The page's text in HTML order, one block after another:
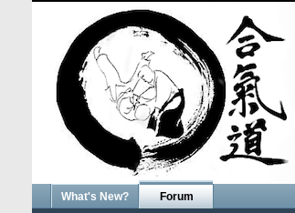
What's New? Forum